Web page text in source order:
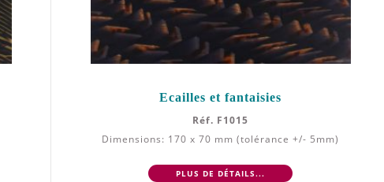
Ecailles et fantaisies
Réf. F1015
Dimensions: 170 x 70 mm (tolérance +/- 5mm)
PLUS DE DÉTAILS...